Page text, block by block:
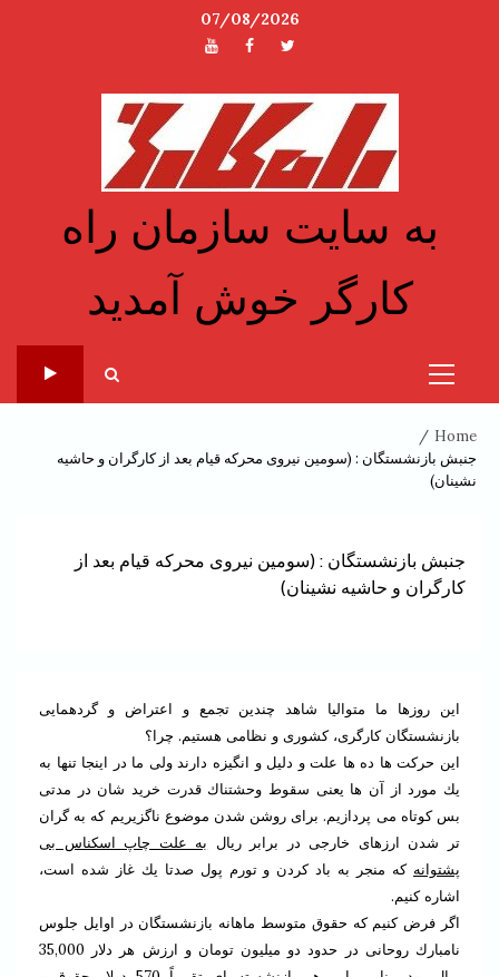
07/08/2026
توئیترفیسبوکیوتیوب
به سایت سازمان راه
کارگر خوش آمدید
Primary
Home
جنبش بازنشستگان : (سومين نيروى محركه قيام بعد از كارگران و حاشيه
نشينان)
جنبش بازنشستگان : (سومين نيروى محركه قيام بعد از
كارگران و حاشيه نشينان)
اين روزها ما متواليا شاهد چندين تجمع و اعتراض و گردهمايى
بازنشستگان كارگرى، كشورى و نظامى هستيم. چرا؟
اين حركت ها ده ها علت و دليل و انگيزه دارند ولى ما در اينجا تنها به
يك مورد از آن ها يعنى سقوط وحشتناك قدرت خريد شان در مدتى
بس كوتاه مى پردازيم. براى روشن شدن موضوع ناگزيريم كه به گران
تر شدن ارزهاى خارجى در برابر ريال به علت چاپ اسكناس بى
پشتوانه كه منجر به باد كردن و تورم پول صدتا يك غاز شده است،
اشاره كنيم.
اگر فرض كنيم كه حقوق متوسط ماهانه بازنشستگان در اوايل جلوس
نامبارك روحانى در حدود دو ميليون تومان و ارزش هر دلار 35,000